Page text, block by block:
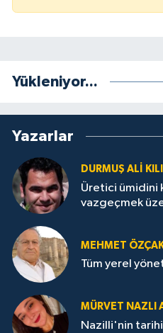
Yükleniyor...
Yazarlar
DURMUŞ ALI
Üretici ümidini
vazgeçmek
MEHMET
Tüm yerel
MÜRVET NAZLI
Nazilli'nin